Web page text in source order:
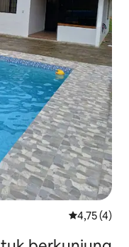
Nilai rata-
4,75 (4)